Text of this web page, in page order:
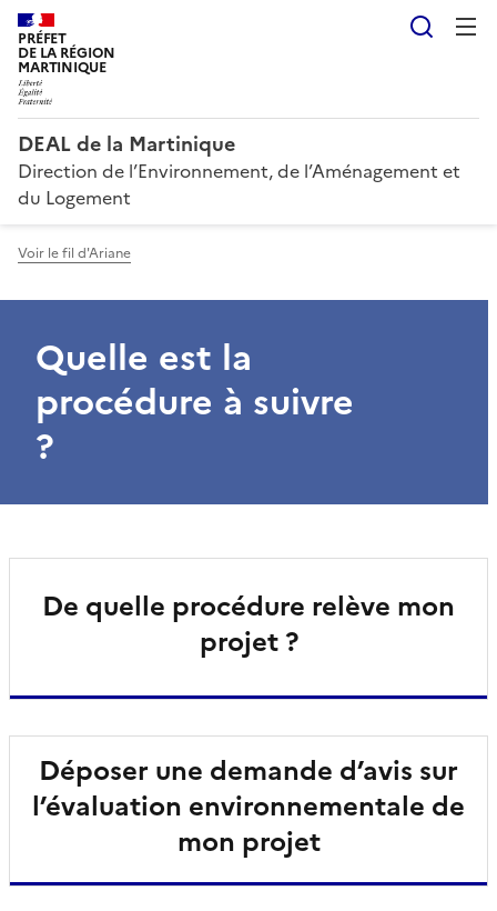
PRÉFET
DE LA RÉGION
MARTINIQUE
DEAL de la Martinique
Direction de l’Environnement, de l’Aménagement et
du Logement
Voir le fil d'Ariane
Quelle est la
procédure à suivre
?
De quelle procédure relève mon
projet ?
Déposer une demande d’avis sur
l’évaluation environnementale de
mon projet